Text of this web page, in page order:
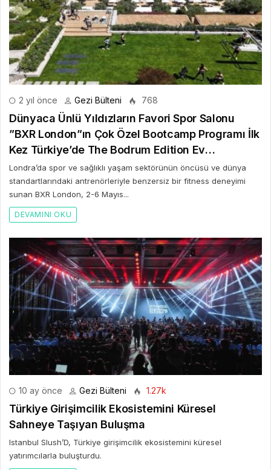
2 yıl önce Gezi Bülteni 768
Dünyaca Ünlü Yıldızların Favori Spor Salonu
”BXR London”ın Çok Özel Bootcamp Programı İlk
Kez Türkiye’de The Bodrum Edition Ev
Sahipliğinde Gerçekleşti
Londra’da spor ve sağlıklı yaşam sektörünün öncüsü ve dünya
standartlarındaki antrenörleriyle benzersiz bir fitness deneyimi
sunan BXR London, 2-6 Mayıs...
DEVAMINI OKU
10 ay önce Gezi Bülteni 1.27k
Türkiye Girişimcilik Ekosistemini Küresel
Sahneye Taşıyan Buluşma
Istanbul Slush’D, Türkiye girişimcilik ekosistemini küresel
yatırımcılarla buluşturdu.